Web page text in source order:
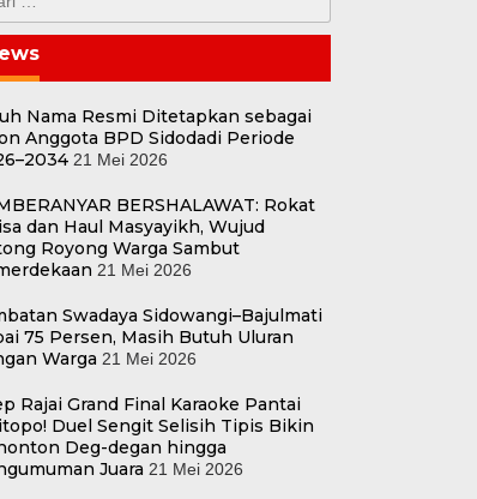
Nama Resmi Ditetapkan sebagai
Anggota BPD Sidodadi Periode
21 Mei 2026
BERSHALAWAT: Rokat
dan Haul Masyayikh, Wujud
Royong Warga Sambut
21 Mei 2026
Swadaya Sidowangi–Bajulmati
75 Persen, Masih Butuh Uluran
Warga 21 Mei 2026
Rajai Grand Final Karaoke Pantai
Duel Sengit Selisih Tipis Bikin
Deg-degan hingga
Juara 21 Mei 2026